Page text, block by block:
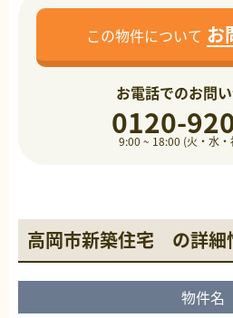
この物件について お
お電話でのお問
0120-
9:00 ~ 18:00 (火・水
高岡市新築住宅 の詳細
物件名